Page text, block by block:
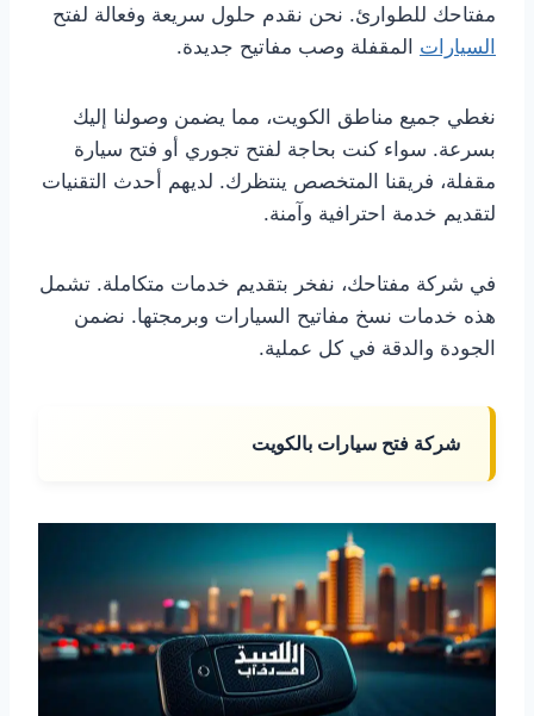
مفتاحك للطوارئ. نحن نقدم حلول سريعة وفعالة لفتح
السيارات المقفلة وصب مفاتيح جديدة.
نغطي جميع مناطق الكويت، مما يضمن وصولنا إليك
بسرعة. سواء كنت بحاجة لفتح تجوري أو فتح سيارة
مقفلة، فريقنا المتخصص ينتظرك. لديهم أحدث التقنيات
لتقديم خدمة احترافية وآمنة.
في شركة مفتاحك، نفخر بتقديم خدمات متكاملة. تشمل
هذه خدمات نسخ مفاتيح السيارات وبرمجتها. نضمن
الجودة والدقة في كل عملية.
شركة فتح سيارات بالكويت